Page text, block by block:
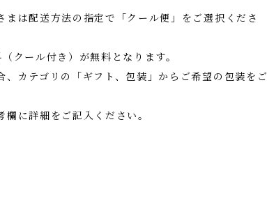
まは配送方法の指定で「クール便」をご選択くださ
クール付き）が無料となります。
、カテゴリの「ギフト、包装」からご希望の包装をご
に詳細をご記入ください。